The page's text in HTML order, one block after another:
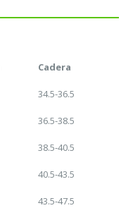
Cadera
34.5-36.5
36.5-38.5
38.5-40.5
40.5-43.5
43.5-47.5